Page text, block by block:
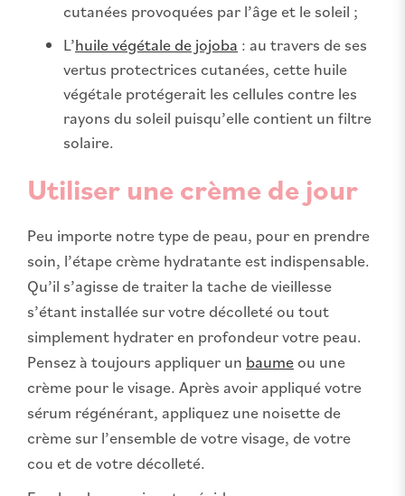
cutanées provoquées par l’âge et le soleil ;
L’huile végétale de jojoba : au travers de ses
vertus protectrices cutanées, cette huile
végétale protégerait les cellules contre les
rayons du soleil puisqu’elle contient un filtre
solaire.
Utiliser une crème de jour
Peu importe notre type de peau, pour en prendre
soin, l’étape crème hydratante est indispensable.
Qu’il s’agisse de traiter la tache de vieillesse
s’étant installée sur votre décolleté ou tout
simplement hydrater en profondeur votre peau.
Pensez à toujours appliquer un baume ou une
crème pour le visage. Après avoir appliqué votre
sérum régénérant, appliquez une noisette de
crème sur l’ensemble de votre visage, de votre
cou et de votre décolleté.